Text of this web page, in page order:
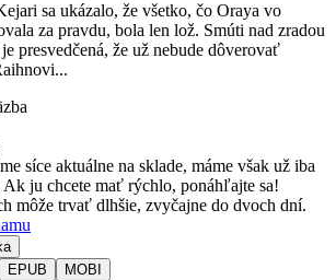
sa ukázalo, že všetko, čo Oraya vo
za pravdu, bola len lož. Smúti nad zradou
presvedčená, že už nebude dôverovať
síce aktuálne na sklade, máme však už iba
Ak ju chcete mať rýchlo, ponáhľajte sa!
môže trvať dlhšie, zvyčajne do dvoch dní.
EPUB MOBI